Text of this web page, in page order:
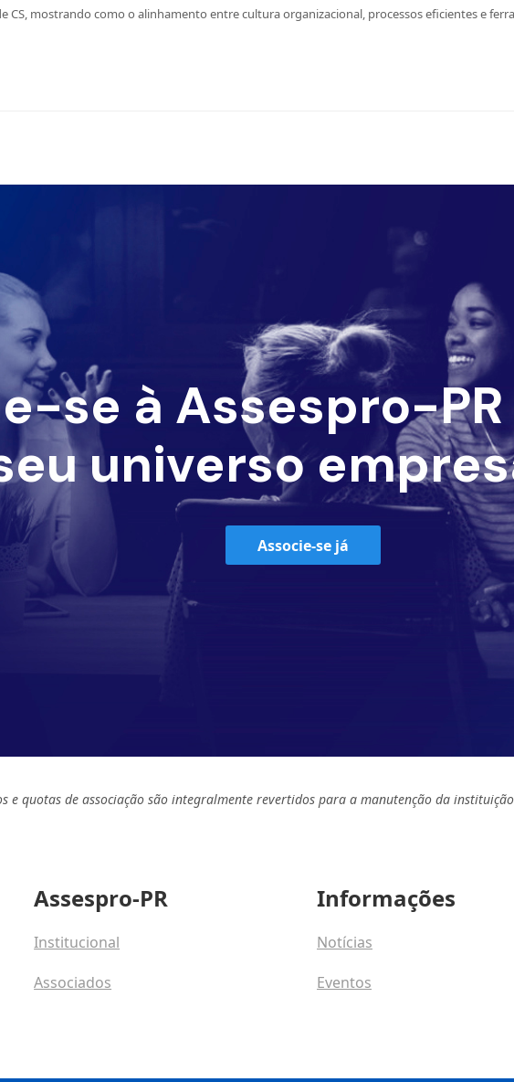
CS, mostrando como o alinhamento entre cultura organizacional, processos eficientes e
se à Assespro-
universo
Associe-se já
e quotas de associação são integralmente revertidos para a manutenção da
Assespro-PR
Institucional
Associados
Informações
Notícias
Eventos